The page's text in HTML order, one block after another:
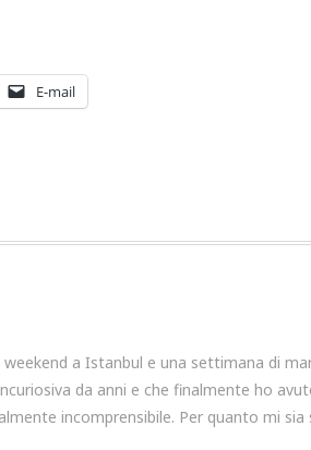
E-mail
a Istanbul e una settimana di
da anni e che finalmente ho
incomprensibile. Per quanto mi sia